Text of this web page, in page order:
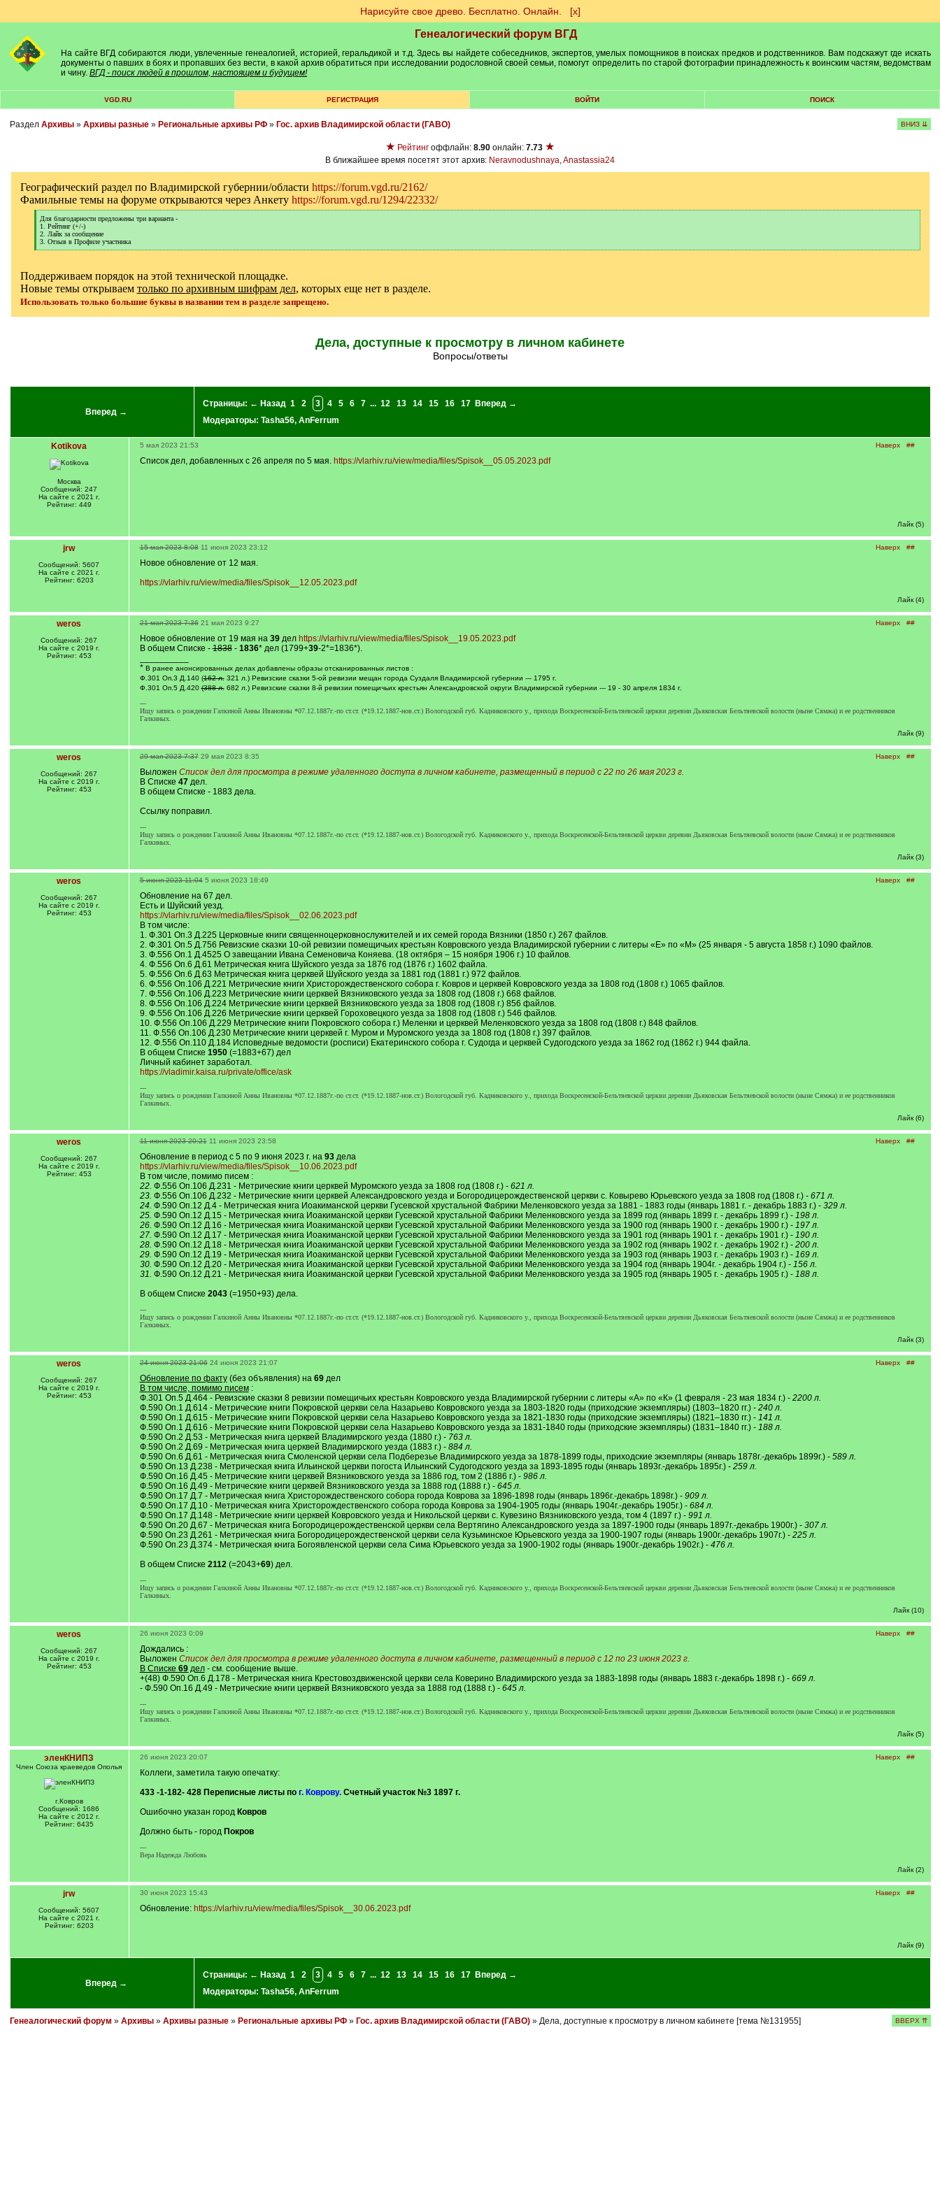
Нарисуйте свое древо. Бесплатно. Онлайн. [х]
Генеалогический форум ВГД
На сайте ВГД собираются люди, увлеченные генеалогией, историей, геральдикой и т.д. Здесь вы найдете собеседников, экспертов, умелых помощников в поисках предков и родственников. Вам подскажут где искать
документы о павших в боях и пропавших без вести, в какой архив обратиться при исследовании родословной своей семьи, помогут определить по старой фотографии принадлежность к воинским частям, ведомствам
и чину. ВГД - поиск людей в прошлом, настоящем и будущем!
VGD.RU РЕГИСТРАЦИЯ ВОЙТИ ПОИСК
Раздел Архивы» Архивы разные» Региональные архивы РФ» Гос. архив Владимирской области (ГАВО) ВНИЗ ⇊
★ Рейтинг оффлайн: 8.90 онлайн: 7.73 ★
В ближайшее время посетят этот архив: Neravnodushnaya,Anastassia24
Географический раздел по Владимирской губернии/области https://forum.vgd.ru/2162/
Фамильные темы на форуме открываются через Анкету https://forum.vgd.ru/1294/22332/
[
q
]
Для благодарности предложены три варианта -
1. Рейтинг (+/-)
2. Лайк за сообщение
3. Отзыв в Профиле участника
[
Поддерживаем порядок на этой технической площадке.
Новые темы открываем только по архивным шифрам дел, которых еще нет в разделе.
Использовать только большие буквы в названии тем в разделе запрещено.
Дела, доступные к просмотру в личном кабинете
Вопросы/ответы
Вперед →
Страницы: ← Назад 1 2 3 4 5 6 7 ... 12 13 14 15 16 17
Вперед →
Модераторы: Tasha56, AnFerrum
Kotikova
Москва
Сообщений: 247
На сайте с 2021 г.
Рейтинг: 449
Наверх ##
5 мая 2023 21:53
Список дел, добавленных с 26 апреля по 5 мая. https://vlarhiv.ru/view/media/files/Spisok__05.05.2023.pdf
Лайк (5)
jrw
Сообщений: 5607
На сайте с 2021 г.
Рейтинг: 6203
Наверх ##
15 мая 2023 8:08 11 июня 2023 23:12
Новое обновление от 12 мая.
https://vlarhiv.ru/view/media/files/Spisok__12.05.2023.pdf
Лайк (4)
weros
Сообщений: 267
На сайте с 2019 г.
Рейтинг: 453
Наверх ##
21 мая 2023 7:36 21 мая 2023 9:27
Новое обновление от 19 мая на 39дел https://vlarhiv.ru/view/media/files/Spisok__19.05.2023.pdf
В общем Списке -1838- 1836* дел (1799+39-2*=1836*).
* В ранее анонсированных делах добавлены образы отсканированных листов :
Ф.301 Оп.3 Д.140 (162 л.321 л.) Ревизские сказки 5-ой ревизии мещан города Суздаля Владимирской губернии --- 1795 г.
Ф.301 Оп.5 Д.420(388 л.682 л.) Ревизские сказки 8-й ревизии помещичьих крестьян Александровской округи Владимирской губернии --- 19 - 30 апреля 1834 г.
---
Ищу запись о рождении Галкиной Анны Ивановны *07.12.1887г.-по ст.ст. (*19.12.1887-нов.ст.) Вологодской губ. Кадниковского у., прихода Воскресенской-Бельтяевской церкви деревни Дьяковская Бельтяевской волости (ныне Сямжа) и ее родственников
Галкиных.
Лайк (9)
weros
Сообщений: 267
На сайте с 2019 г.
Рейтинг: 453
Наверх ##
29 мая 2023 7:37 29 мая 2023 8:35
Выложен Список дел для просмотра в режиме удаленного доступа в личном кабинете, размещенный в период с 22 по 26 мая 2023 г.
В Списке 47дел.
В общем Списке - 1883 дела.
Ссылку поправил.
---
Ищу запись о рождении Галкиной Анны Ивановны *07.12.1887г.-по ст.ст. (*19.12.1887-нов.ст.) Вологодской губ. Кадниковского у., прихода Воскресенской-Бельтяевской церкви деревни Дьяковская Бельтяевской волости (ныне Сямжа) и ее родственников
Галкиных.
Лайк (3)
weros
Сообщений: 267
На сайте с 2019 г.
Рейтинг: 453
Наверх ##
5 июня 2023 11:04 5 июня 2023 18:49
Обновление на 67 дел.
Есть и Шуйский уезд.
https://vlarhiv.ru/view/media/files/Spisok__02.06.2023.pdf
В том числе:
1. Ф.301 Оп.3 Д.225 Церковные книги священноцерковнослужителей и их семей города Вязники (1850 г.) 267 файлов.
2. Ф.301 Оп.5 Д.756 Ревизские сказки 10-ой ревизии помещичьих крестьян Ковровского уезда Владимирской губернии с литеры «Е» по «М» (25 января - 5 августа 1858 г.) 1090 файлов.
3. Ф.556 Оп.1 Д.4525 О завещании Ивана Семеновича Коняева. (18 октября – 15 ноября 1906 г.) 10 файлов.
4. Ф.556 Оп.6 Д.61 Метрическая книга Шуйского уезда за 1876 год (1876 г.) 1602 файла.
5. Ф.556 Оп.6 Д.63 Метрическая книга церквей Шуйского уезда за 1881 год (1881 г.) 972 файлов.
6. Ф.556 Оп.106 Д.221 Метрические книги Христорождественского собора г. Ковров и церквей Ковровского уезда за 1808 год (1808 г.) 1065 файлов.
7. Ф.556 Оп.106 Д.223 Метрические книги церквей Вязниковского уезда за 1808 год (1808 г.) 668 файлов.
8. Ф.556 Оп.106 Д.224 Метрические книги церквей Вязниковского уезда за 1808 год (1808 г.) 856 файлов.
9. Ф.556 Оп.106 Д.226 Метрические книги церквей Гороховецкого уезда за 1808 год (1808 г.) 546 файлов.
10. Ф.556 Оп.106 Д.229 Метрические книги Покровского собора г.) Меленки и церквей Меленковского уезда за 1808 год (1808 г.) 848 файлов.
11. Ф.556 Оп.106 Д.230 Метрические книги церквей г. Муром и Муромского уезда за 1808 год (1808 г.) 397 файлов.
12. Ф.556 Оп.110 Д.184 Исповедные ведомости (росписи) Екатеринского собора г. Судогда и церквей Судогодского уезда за 1862 год (1862 г.) 944 файла.
В общем Списке 1950(=1883+67) дел
Личный кабинет заработал.
https://vladimir.kaisa.ru/private/office/ask
---
Ищу запись о рождении Галкиной Анны Ивановны *07.12.1887г.-по ст.ст. (*19.12.1887-нов.ст.) Вологодской губ. Кадниковского у., прихода Воскресенской-Бельтяевской церкви деревни Дьяковская Бельтяевской волости (ныне Сямжа) и ее родственников
Галкиных.
Лайк (6)
weros
Сообщений: 267
На сайте с 2019 г.
Рейтинг: 453
Наверх ##
11 июня 2023 20:21 11 июня 2023 23:58
Обновление в период с 5 по 9 июня 2023 г. на 93дела
https://vlarhiv.ru/view/media/files/Spisok__10.06.2023.pdf
В том числе, помимо писем :
22. Ф.556 Оп.106 Д.231 - Метрические книги церквей Муромского уезда за 1808 год (1808 г.) - 621 л.
23. Ф.556 Оп.106 Д.232 - Метрические книги церквей Александровского уезда и Богородицерождественской церкви с. Ковырево Юрьевского уезда за 1808 год (1808 г.) - 671 л.
24. Ф.590 Оп.12 Д.4 - Метрическая книга Иоакиманской церкви Гусевской хрустальной Фабрики Меленковского уезда за 1881 - 1883 годы (январь 1881 г. - декабрь 1883 г.) - 329 л.
25. Ф.590 Оп.12 Д.15 - Метрическая книга Иоакиманской церкви Гусевской хрустальной Фабрики Меленковского уезда за 1899 год (январь 1899 г. - декабрь 1899 г.) - 198 л.
26. Ф.590 Оп.12 Д.16 - Метрическая книга Иоакиманской церкви Гусевской хрустальной Фабрики Меленковского уезда за 1900 год (январь 1900 г. - декабрь 1900 г.) - 197 л.
27. Ф.590 Оп.12 Д.17 - Метрическая книга Иоакиманской церкви Гусевской хрустальной Фабрики Меленковского уезда за 1901 год (январь 1901 г. - декабрь 1901 г.) - 190 л.
28. Ф.590 Оп.12 Д.18 - Метрическая книга Иоакиманской церкви Гусевской хрустальной Фабрики Меленковского уезда за 1902 год (январь 1902 г. - декабрь 1902 г.) - 200 л.
29. Ф.590 Оп.12 Д.19 - Метрическая книга Иоакиманской церкви Гусевской хрустальной Фабрики Меленковского уезда за 1903 год (январь 1903 г. - декабрь 1903 г.) - 169 л.
30. Ф.590 Оп.12 Д.20 - Метрическая книга Иоакиманской церкви Гусевской хрустальной Фабрики Меленковского уезда за 1904 год (январь 1904г. - декабрь 1904 г.) - 156 л.
31. Ф.590 Оп.12 Д.21 - Метрическая книга Иоакиманской церкви Гусевской хрустальной Фабрики Меленковского уезда за 1905 год (январь 1905 г. - декабрь 1905 г.) - 188 л.
В общем Списке 2043(=1950+93) дела.
---
Ищу запись о рождении Галкиной Анны Ивановны *07.12.1887г.-по ст.ст. (*19.12.1887-нов.ст.) Вологодской губ. Кадниковского у., прихода Воскресенской-Бельтяевской церкви деревни Дьяковская Бельтяевской волости (ныне Сямжа) и ее родственников
Галкиных.
Лайк (3)
weros
Сообщений: 267
На сайте с 2019 г.
Рейтинг: 453
Наверх ##
24 июня 2023 21:06 24 июня 2023 21:07
Обновление по факту(без объявления) на 69дел
В том числе, помимо писем:
Ф.301 Оп.5 Д.464 - Ревизские сказки 8 ревизии помещичьих крестьян Ковровского уезда Владимирской губернии с литеры «А» по «К» (1 февраля - 23 мая 1834 г.) - 2200 л.
Ф.590 Оп.1 Д.614 - Метрические книги Покровской церкви села Назарьево Ковровского уезда за 1803-1820 годы (приходские экземпляры) (1803–1820 гг.) - 240 л.
Ф.590 Оп.1 Д.615 - Метрические книги Покровской церкви села Назарьево Ковровского уезда за 1821-1830 годы (приходские экземпляры) (1821–1830 гг.) - 141 л.
Ф.590 Оп.1 Д.616 - Метрические книги Покровской церкви села Назарьево Ковровского уезда за 1831-1840 годы (приходские экземпляры) (1831–1840 гг.) - 188 л.
Ф.590 Оп.2 Д.53 - Метрическая книга церквей Владимирского уезда (1880 г.) - 763 л.
Ф.590 Оп.2 Д.69 - Метрическая книга церквей Владимирского уезда (1883 г.) - 884 л.
Ф.590 Оп.6 Д.61 - Метрическая книга Смоленской церкви села Подберезье Владимирского уезда за 1878-1899 годы, приходские экземпляры (январь 1878г.-декабрь 1899г.) - 589 л.
Ф.590 Оп.13 Д.238 - Метрическая книга Ильинской церкви погоста Ильинский Судогодского уезда за 1893-1895 годы (январь 1893г.-декабрь 1895г.) - 259 л.
Ф.590 Оп.16 Д.45 - Метрические книги церквей Вязниковского уезда за 1886 год, том 2 (1886 г.) - 986 л.
Ф.590 Оп.16 Д.49 - Метрические книги церквей Вязниковского уезда за 1888 год (1888 г.) - 645 л.
Ф.590 Оп.17 Д.7 - Метрическая книга Христорождественского собора города Коврова за 1896-1898 годы (январь 1896г.-декабрь 1898г.) - 909 л.
Ф.590 Оп.17 Д.10 - Метрическая книга Христорождественского собора города Коврова за 1904-1905 годы (январь 1904г.-декабрь 1905г.) - 684 л.
Ф.590 Оп.17 Д.148 - Метрические книги церквей Ковровского уезда и Никольской церкви с. Кувезино Вязниковского уезда, том 4 (1897 г.) - 991 л.
Ф.590 Оп.20 Д.67 - Метрическая книга Богородицерождественской церкви села Вертягино Александровского уезда за 1897-1900 годы (январь 1897г.-декабрь 1900г.) - 307 л.
Ф.590 Оп.23 Д.261 - Метрическая книга Богородицерождественской церкви села Кузьминское Юрьевского уезда за 1900-1907 годы (январь 1900г.-декабрь 1907г.) - 225 л.
Ф.590 Оп.23 Д.374 - Метрическая книга Богоявленской церкви села Сима Юрьевского уезда за 1900-1902 годы (январь 1900г.-декабрь 1902г.) - 476 л.
В общем Списке 2112(=2043+69) дел.
---
Ищу запись о рождении Галкиной Анны Ивановны *07.12.1887г.-по ст.ст. (*19.12.1887-нов.ст.) Вологодской губ. Кадниковского у., прихода Воскресенской-Бельтяевской церкви деревни Дьяковская Бельтяевской волости (ныне Сямжа) и ее родственников
Галкиных.
Лайк (10)
weros
Сообщений: 267
На сайте с 2019 г.
Рейтинг: 453
Наверх ##
26 июня 2023 0:09
Дождались :
Выложен Список дел для просмотра в режиме удаленного доступа в личном кабинете, размещенный в период с 12 по 23 июня 2023 г.
В Списке 69дел- см. сообщение выше.
+(48) Ф.590 Оп.6 Д.178 - Метрическая книга Крестовоздвиженской церкви села Коверино Владимирского уезда за 1883-1898 годы (январь 1883 г.-декабрь 1898 г.) - 669 л.
- Ф.590 Оп.16 Д.49 - Метрические книги церквей Вязниковского уезда за 1888 год (1888 г.) - 645 л.
---
Ищу запись о рождении Галкиной Анны Ивановны *07.12.1887г.-по ст.ст. (*19.12.1887-нов.ст.) Вологодской губ. Кадниковского у., прихода Воскресенской-Бельтяевской церкви деревни Дьяковская Бельтяевской волости (ныне Сямжа) и ее родственников
Галкиных.
Лайк (5)
эленКНИПЗ
Член Союза краеведов Ополья
г.Ковров
Сообщений: 1686
На сайте с 2012 г.
Рейтинг: 6435
Наверх ##
26 июня 2023 20:07
Коллеги, заметила такую опечатку:
433 -1-182- 428 Переписные листы по г. Коврову.Счетный участок №3 1897 г.
Ошибочно указан город Ковров
Должно быть - город Покров
---
Вера Надежда Любовь
Лайк (2)
jrw
Сообщений: 5607
На сайте с 2021 г.
Рейтинг: 6203
Наверх ##
30 июня 2023 15:43
Обновление: https://vlarhiv.ru/view/media/files/Spisok__30.06.2023.pdf
Лайк (9)
Вперед →
Страницы: ← Назад 1 2 3 4 5 6 7 ... 12 13 14 15 16 17
Вперед →
Модераторы: Tasha56, AnFerrum
Генеалогический форум » Архивы» Архивы разные» Региональные архивы РФ» Гос. архив Владимирской области (ГАВО)» Дела, доступные к просмотру в личном кабинете [тема №131955] ВВЕРХ ⇈